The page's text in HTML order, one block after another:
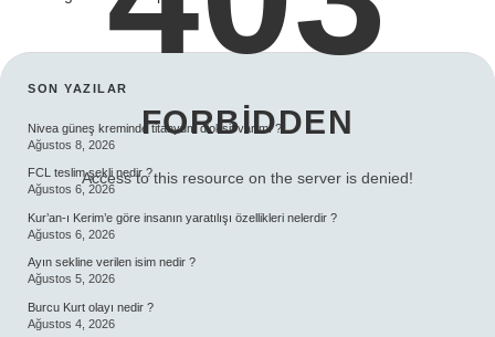
SIDEBAR
SON YAZILAR
Nivea güneş kreminde titanyum dioksit var mı ?
Ağustos 8, 2026
FCL teslim şekli nedir ?
Ağustos 6, 2026
Kur’an-ı Kerim’e göre insanın yaratılışı özellikleri nelerdir ?
Ağustos 6, 2026
Ayın sekline verilen isim nedir ?
Ağustos 5, 2026
Burcu Kurt olayı nedir ?
Ağustos 4, 2026
FORBIDDEN
Access to this resource on the server is denied!